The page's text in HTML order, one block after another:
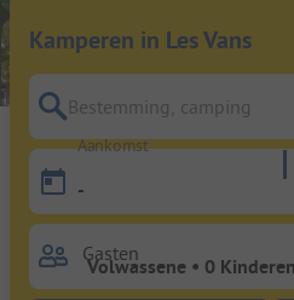
Kamperen in Les Vans
Bestemming, camping
Aankomst
-
Gasten